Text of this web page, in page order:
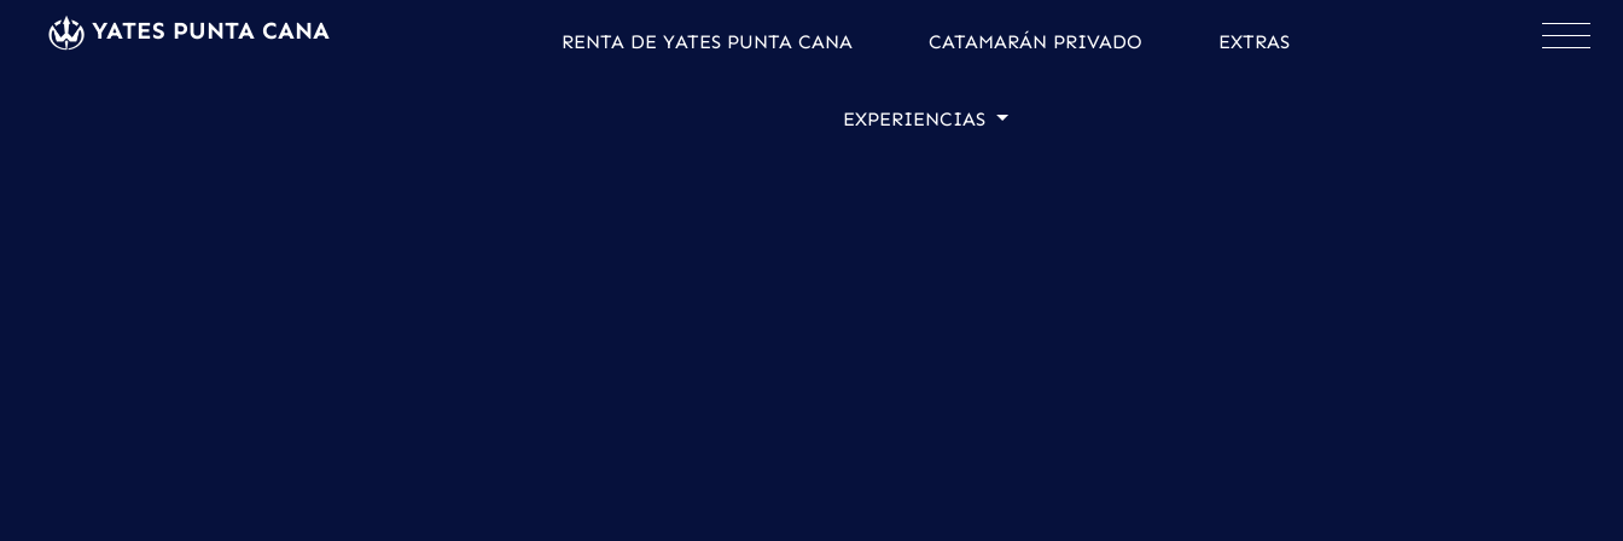
YATES PUNTA CANA RENTA DE YATES PUNTA CANA CATAMARÁN PRIVADO EXTRAS
EXPERIENCIAS
×